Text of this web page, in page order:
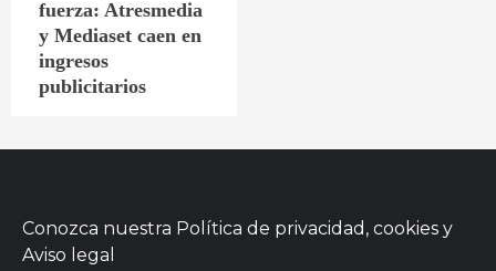
fuerza: Atresmedia
y Mediaset caen en
ingresos
publicitarios
Conozca nuestra Política de privacidad, cookies y
Aviso legal